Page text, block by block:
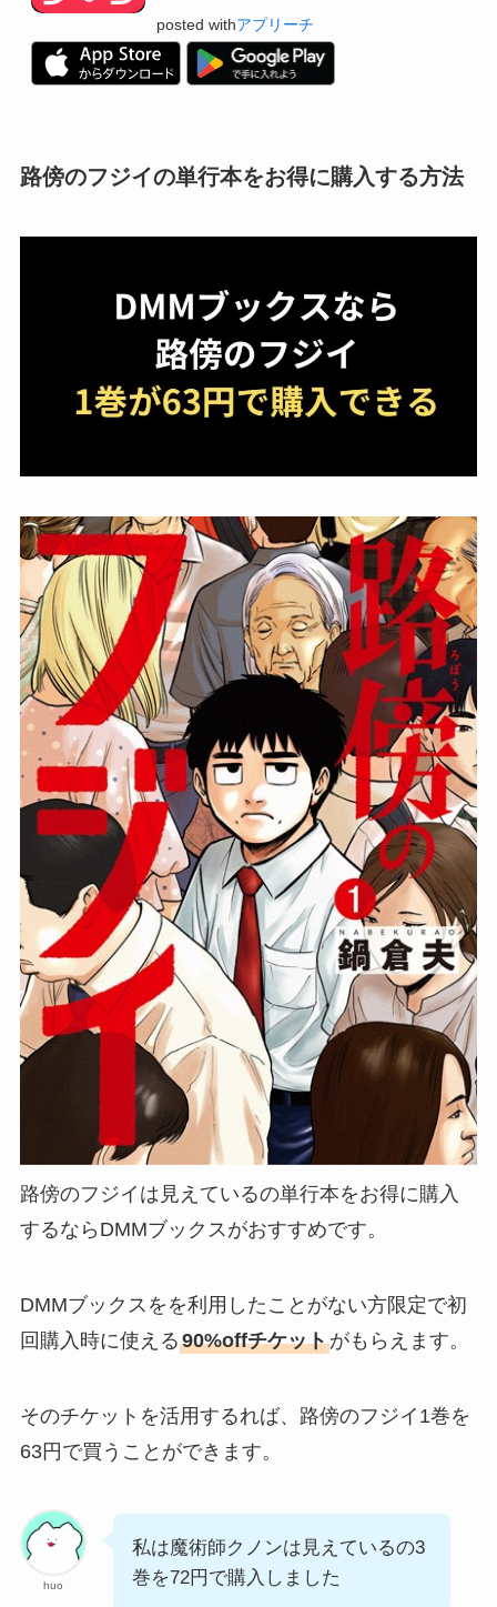
posted withアプリーチ
路傍のフジイの単行本をお得に購入する方法
路傍のフジイは見えているの単行本をお得に購入
するならDMMブックスがおすすめです。
DMMブックスをを利用したことがない方限定で初
回購入時に使える90%offチケットがもらえます。
そのチケットを活用するれば、路傍のフジイ1巻を
63円で買うことができます。
huo
私は魔術師クノンは見えているの3
巻を72円で購入しました